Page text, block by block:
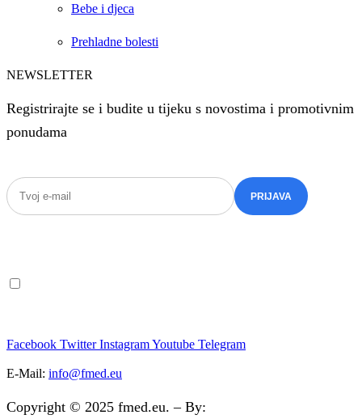
Bebe i djeca
Prehladne bolesti
NEWSLETTER
Registrirajte se i budite u tijeku s novostima i promotivnim
ponudama
Facebook Twitter InstagramYoutube Telegram
E-Mail: info@fmed.eu
Copyright © 2025 fmed.eu. – By: